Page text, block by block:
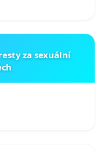
za sexuální